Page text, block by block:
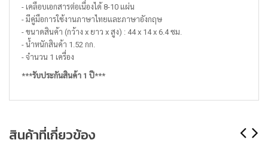
- เคลือบเอกสารต่อเนื่องได้ 8-10 แผ่น
- มีคู่มือการใช้งานภาษาไทยและภาษาอังกฤษ
- ขนาดสินค้า (กว้าง x ยาว x สูง) : 44 x 14 x 6.4 ซม.
- น้ำหนักสินค้า 1.52 กก.
- จำนวน 1 เครื่อง
***รับประกันสินค้า 1 ปี***
สินค้าที่เกี่ยวข้อง